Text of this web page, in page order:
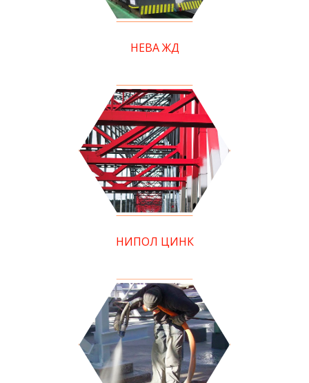
НЕВА ЖД
НИПОЛ ЦИНК